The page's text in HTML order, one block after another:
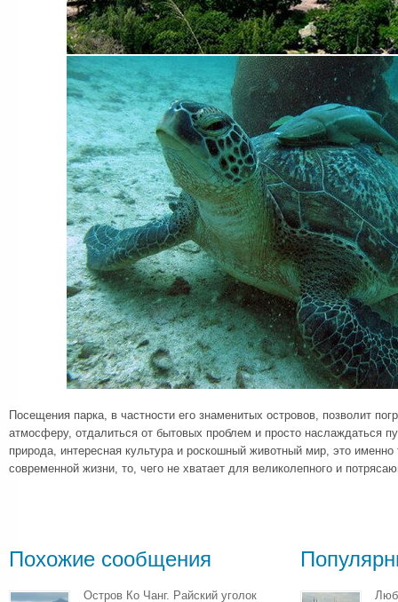
Посещения парка, в частности его знаменитых островов, позволит
атмосферу, отдалиться от бытовых проблем и просто наслаждаться
природа, интересная культура и роскошный животный мир, это именно
современной жизни, то, чего не хватает для великолепного и
Похожие сообщения
Остров Ко Чанг. Райский уголок